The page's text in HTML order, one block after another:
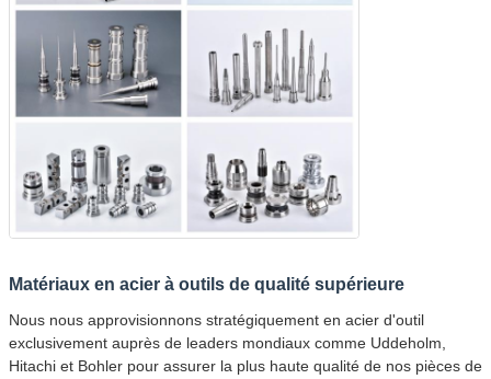
Matériaux en acier à outils de qualité supérieure
Nous nous approvisionnons stratégiquement en acier d'outil
exclusivement auprès de leaders mondiaux comme Uddeholm,
Hitachi et Bohler pour assurer la plus haute qualité de nos pièces de